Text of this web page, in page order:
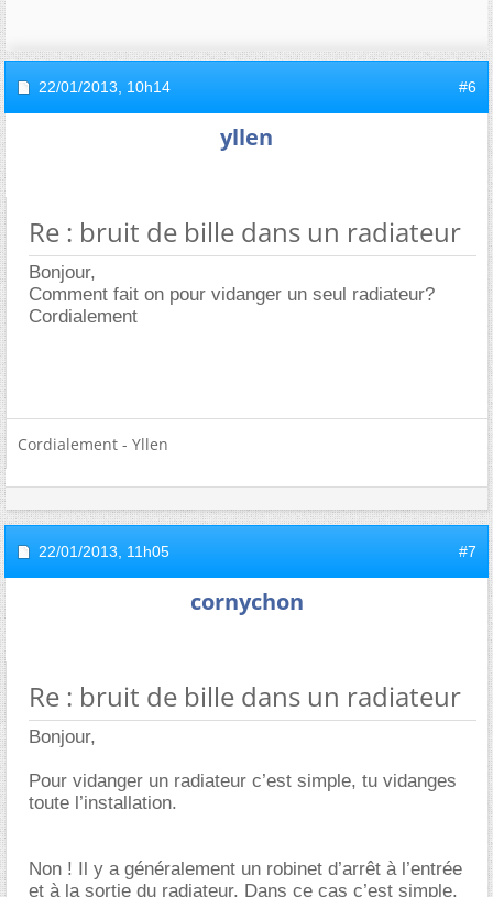
22/01/2013, 10h14 #6
yllen
Re : bruit de bille dans un radiateur
Bonjour,
Comment fait on pour vidanger un seul radiateur?
Cordialement
Cordialement - Yllen
22/01/2013, 11h05 #7
cornychon
Re : bruit de bille dans un radiateur
Bonjour,
Pour vidanger un radiateur c’est simple, tu vidanges
toute l’installation.
Non ! Il y a généralement un robinet d’arrêt à l’entrée
et à la sortie du radiateur. Dans ce cas c’est simple.